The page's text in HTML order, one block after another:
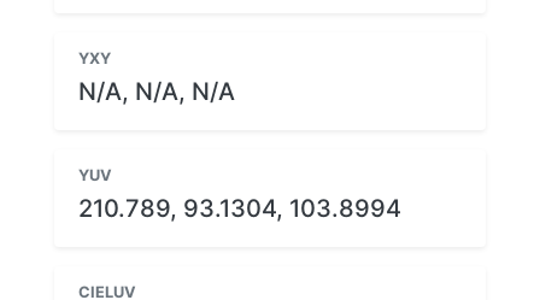
YXY
N/A, N/A, N/A
YUV
210.789, 93.1304, 103.8994
CIELUV